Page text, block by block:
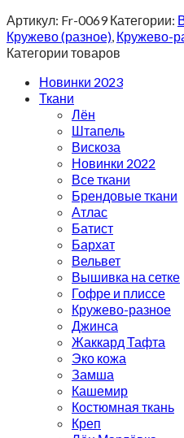
Артикул: Fr-0069 Категории:
Кружево (разное), Кружево-
Категории товаров
Новинки 2023
Ткани
Лён
Штапель
Вискоза
Новинки 2022
Все ткани
Брендовые ткани
Атлас
Батист
Бархат
Вельвет
Вышивка на сетке
Гофре и плиссе
Кружево-разное
Джинса
Жаккард Тафта
Эко кожа
Замша
Кашемир
Костюмная ткань
Креп